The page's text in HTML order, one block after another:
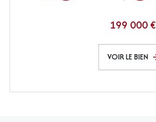
199 000 €
VOIR LE BIEN